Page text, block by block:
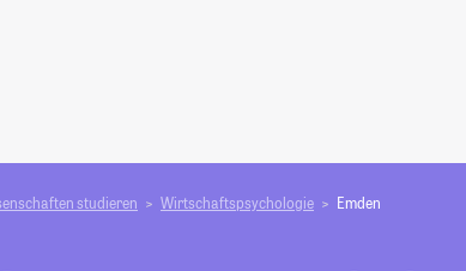
studieren Wirtschaftspsychologie Emden